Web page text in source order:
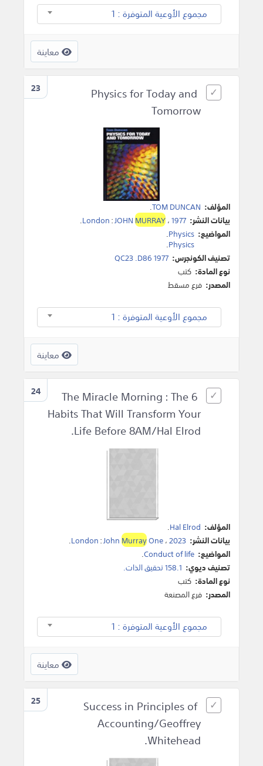
مجموع الأوعية المتوفرة : 1
معاينة
23
Physics for Today and
Tomorrow
المؤلف: TOM DUNCAN
.
بيانات النشر:
London:JOHNMURRAY،1977
.
المواضيع: Physics
.
Physics
.
تصنيف الكونجرس: QC23 .D86 1977
نوع المادة: كتب
المصدر: فرع مسقط
مجموع الأوعية المتوفرة : 1
معاينة
24
The Miracle Morning : The 6
Habits That Will Transform Your
Life Before 8AM/Hal Elrod.
المؤلف: Hal Elrod
.
بيانات النشر:
London:JohnMurrayOne،2023
.
المواضيع: Conduct of life
.
تصنيف ديوي: 158.1 تحقيق الذات.
نوع المادة: كتب
المصدر: فرع المصنعة
مجموع الأوعية المتوفرة : 1
معاينة
25
Success in Principles of
Accounting/Geoffrey
Whitehead.